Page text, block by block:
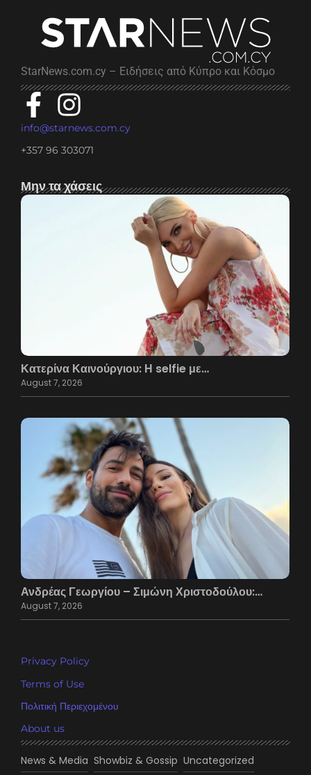
StarNews.com.cy – Ειδήσεις από Κύπρο και Κόσμο
info@starnews.com.cy
+357 96 303071
Μην τα χάσεις
Κατερίνα Καινούργιου: Η selfie με…
August 7, 2026
Ανδρέας Γεωργίου – Σιμώνη Χριστοδούλου:…
August 7, 2026
Privacy Policy
Terms of Use
Πολιτική Περιεχομένου
About us
News & Media Showbiz & Gossip Uncategorized